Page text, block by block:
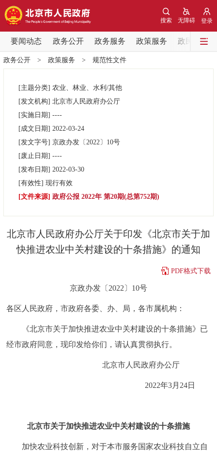
登录
无障碍
搜索
要闻动态 政务公开 政务服务 政策服务 政民互动
要闻动态
党中央精神 国务院信息
北京要闻 会议信息
政务公开
市领导
政策兑现 政策解读
决策公开 专题公开
政务服务
便民服务 利企服务 投资项目
我要建议
政务公开> 政策服务 > 规范性文件
[主题分类] 农业、林业、水利/其他
[发文机构] 北京市人民政府办公厅
[实施日期] ----
[成文日期] 2022-03-24
[发文字号] 京政办发〔2022〕 10号
[废止日期] ----
[发布日期] 2022-03-30
[有效性] 现行有效
[文件来源] 政府公报 2022年 第20期(总第752期)
北京市人民政府办公厅关于印发《北京市关于加
快推进农业中关村建设的十条措施》的通知
PDF格式下载
京政办发〔2022〕10号
各区人民政府，市政府各委、办、局，各市属机构：
《北京市关于加快推进农业中关村建设的十条措施》已
经市政府同意，现印发给你们，请认真贯彻执行。
北京市人民政府办公厅
2022年3月24日
北京市关于加快推进农业中关村建设的十条措施
加快农业科技创新，对于本市服务国家农业科技自立自